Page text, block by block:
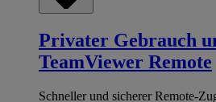
Privater Gebrauch
TeamViewer Remote
Schneller und sicherer Remote-